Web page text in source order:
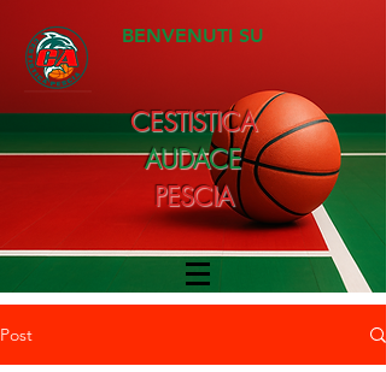
BENVENUTI SU
CESTISTICA
AUDACE
PESCIA
Post